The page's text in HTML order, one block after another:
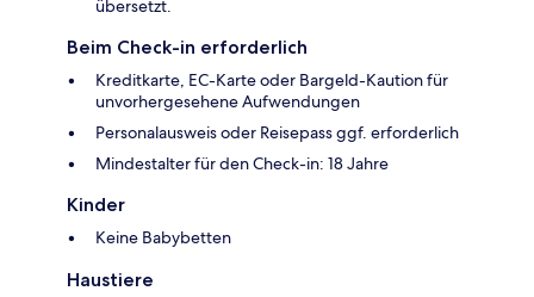
übersetzt.
Beim Check-in erforderlich
Kreditkarte, EC-Karte oder Bargeld-Kaution für
unvorhergesehene Aufwendungen
Personalausweis oder Reisepass ggf. erforderlich
Mindestalter für den Check-in: 18 Jahre
Kinder
Keine Babybetten
Haustiere